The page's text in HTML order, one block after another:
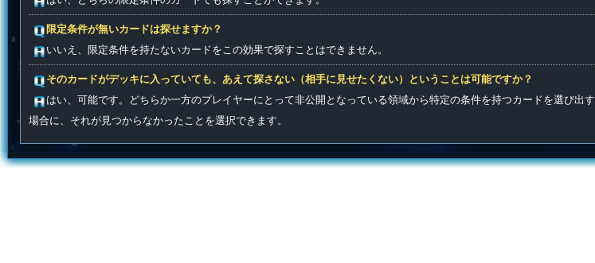
限定条件が無いカードは探せますか？
いいえ、限定条件を持たないカードをこの効果で探すことはできません。
そのカードがデッキに入っていても、あえて探さない（相手に見せたくない）ということは可能ですか？
はい、可能です。どちらか一方のプレイヤーにとって非公開となっている領域から特定の条件を持つカードを選び出す
場合に、それが見つからなかったことを選択できます。